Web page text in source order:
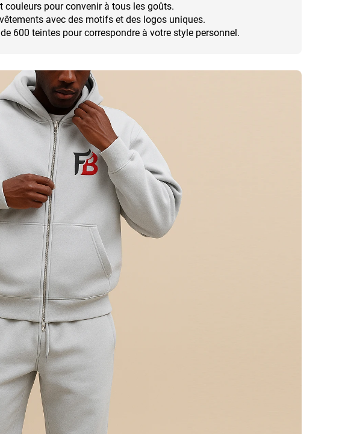
couleurs pour convenir à tous les goûts.
avec des motifs et des logos uniques.
600 teintes pour correspondre à votre style personnel.